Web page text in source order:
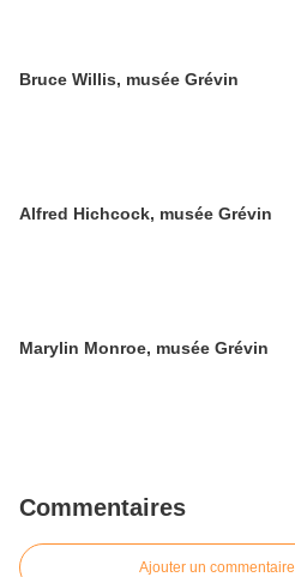
Bruce Willis, musée Grévin
Alfred Hichcock, musée Grévin
Marylin Monroe, musée Grévin
Commentaires
Ajouter un commentaire